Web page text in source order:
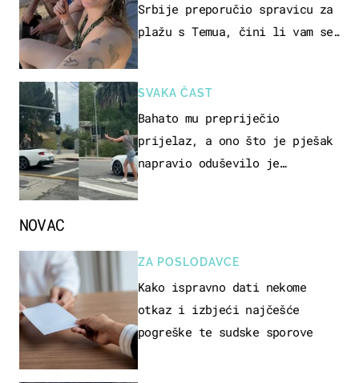
Srbije preporučio spravicu za
plažu s Temua, čini li vam se
SVAKA ČAST
Bahato mu prepriječio
prijelaz, a ono što je pješak
napravio oduševilo je
NOVAC
ZA POSLODAVCE
Kako ispravno dati nekome
otkaz i izbjeći najčešće
pogreške te sudske sporove